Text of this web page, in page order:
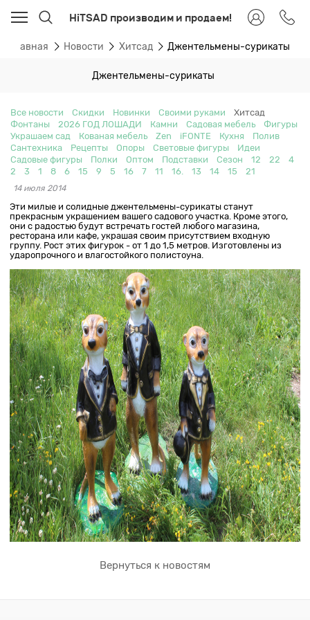
HiTSAD производим и продаем!
Главная Новости Хитсад Джентельмены-сурикаты
Джентельмены-сурикаты
Все новости Скидки Новинки Своими руками
Хитсад
Фонтаны
2026 ГОД ЛОШАДИ Камни Садовая мебель
Фигуры
Украшаем сад
Кованая мебель Zen iFONTE Кухня
Полив
Сантехника
Рецепты Опоры Световые фигуры
Идеи
Садовые фигуры
Полки Оптом Подставки Сезон 12 22
4
2
3 1 8 6 15 9 5 16 7 11 16. 13 14 15 21
14 июля 2014
Эти милые и солидные джентельмены-сурикаты станут
прекрасным украшением вашего садового участка. Кроме этого,
они с радостью будут встречать гостей любого магазина,
ресторана или кафе, украшая своим присутствием входную
группу. Рост этих фигурок - от 1 до 1,5 метров. Изготовлены из
ударопрочного и влагостойкого полистоуна.
Вернуться к новостям